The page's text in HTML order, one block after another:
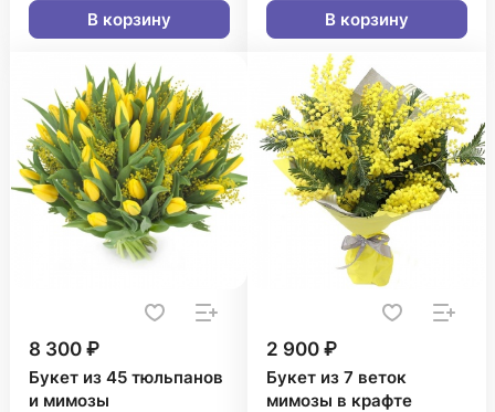
В корзину В корзину
8 300 ₽
Букет из 45 тюльпанов
и мимозы
2 900 ₽
Букет из 7 веток
мимозы в крафте